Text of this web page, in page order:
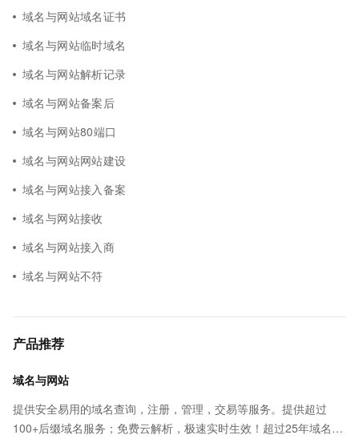
域名与网站域名证书
域名与网站临时域名
域名与网站解析记录
域名与网站备案后
域名与网站80端口
域名与网站网站建设
域名与网站接入备案
域名与网站接收
域名与网站接入商
域名与网站不符
产品推荐
域名与网站
提供安全易用的域名查询，注册，管理，交易等服务。提供超过
100+后缀域名服务；免费云解析，极速实时生效！超过25年域名服